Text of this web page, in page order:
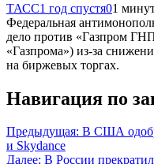
ТАСС1 год спустя01
Федеральная
дело против «Газпром
«Газпрома») из-за
на биржевых торгах.
Навигация по
Предыдущая: В США
и Skydance
Далее: В России